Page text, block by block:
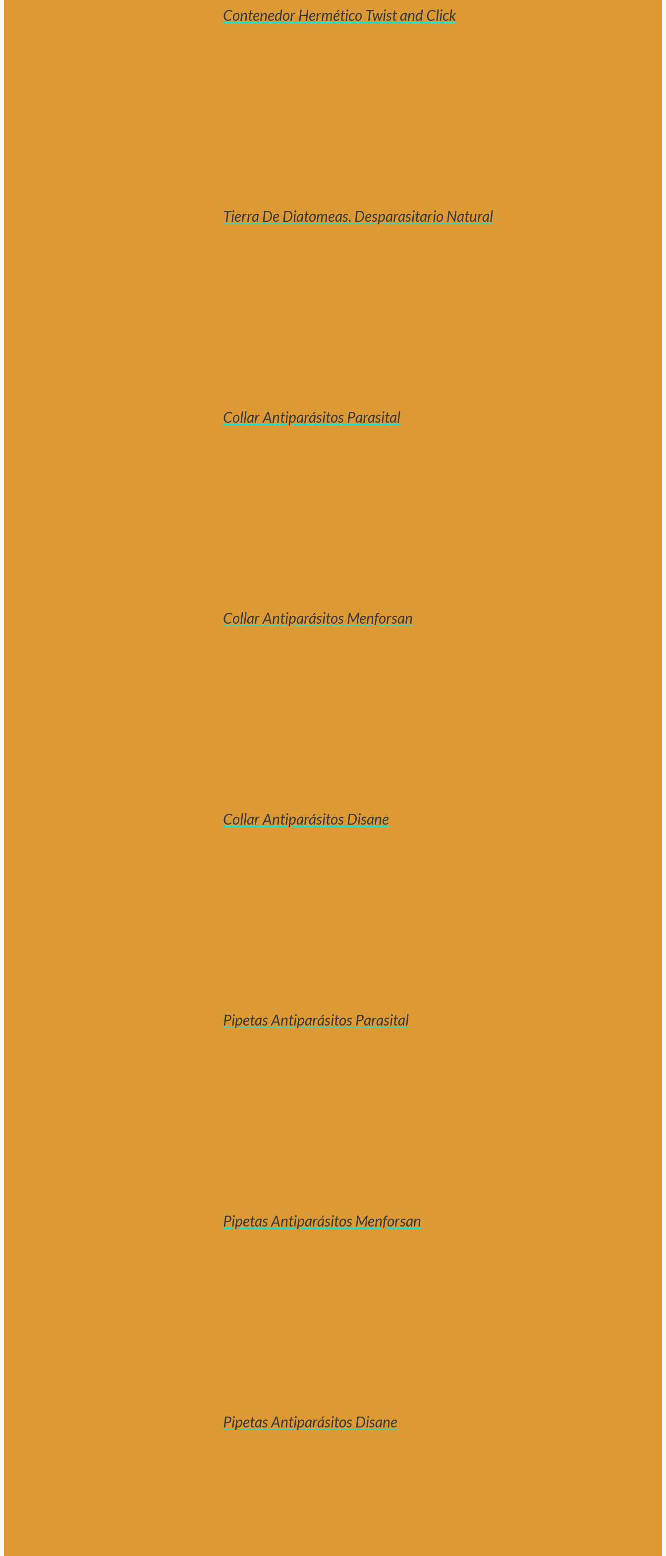
Contenedor Hermético Twist and Click
Tierra De Diatomeas. Desparasitario Natural
Collar Antiparásitos Parasital
Collar Antiparásitos Menforsan
Collar Antiparásitos Disane
Pipetas Antiparásitos Parasital
Pipetas Antiparásitos Menforsan
Pipetas Antiparásitos Disane